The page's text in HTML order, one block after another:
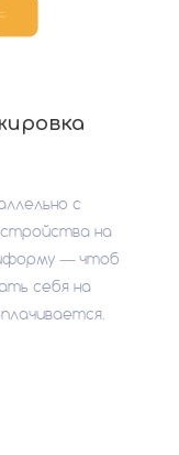
с
на
— чтоб
себя на